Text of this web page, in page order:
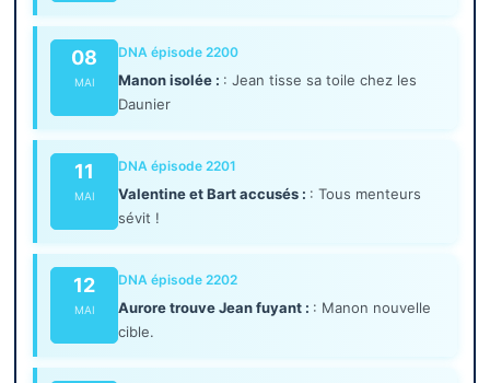
08
MAI
DNA épisode 2200
Manon isolée : : Jean tisse sa toile chez les
Daunier
11
MAI
DNA épisode 2201
Valentine et Bart accusés : : Tous menteurs
sévit !
12
MAI
DNA épisode 2202
Aurore trouve Jean fuyant : : Manon nouvelle
cible.